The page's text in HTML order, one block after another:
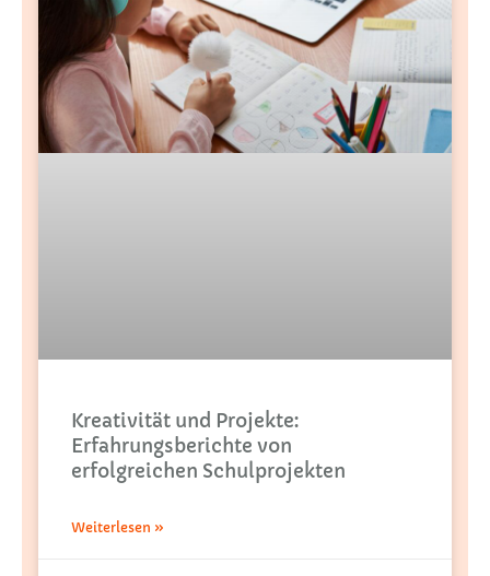
Kreativität und Projekte:
Erfahrungsberichte von
erfolgreichen Schulprojekten
Weiterlesen »